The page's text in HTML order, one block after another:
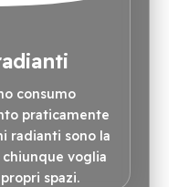
consumo
praticamente
radianti sono la
voglia
spazi.